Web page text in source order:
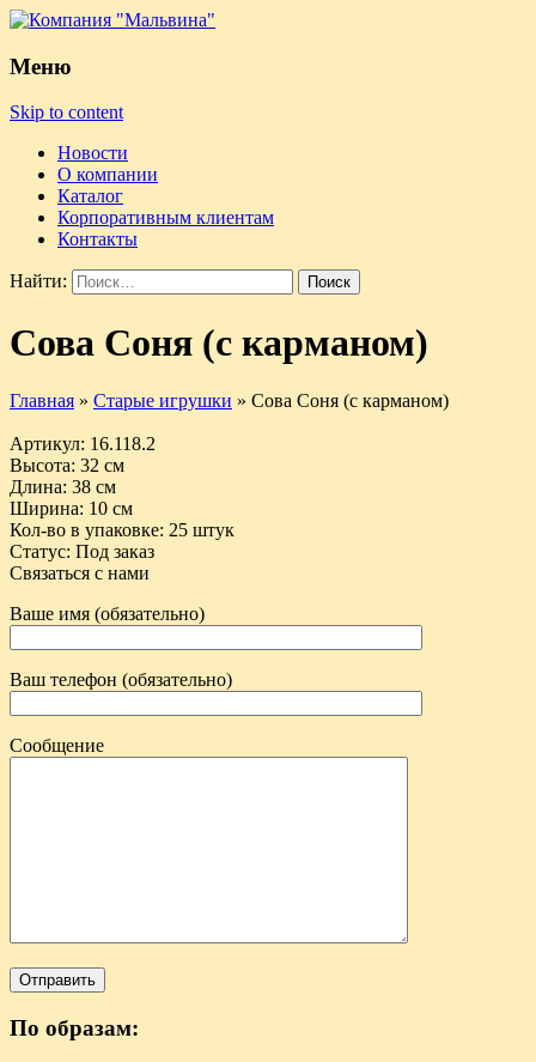
Меню
Skip to content
Новости
О компании
Каталог
Корпоративным клиентам
Контакты
Найти:
Сова Соня (с карманом)
Главная » Старые игрушки » Сова Соня (с карманом)
Артикул: 16.118.2
Высота: 32 см
Длина: 38 см
Ширина: 10 см
Кол-во в упаковке: 25 штук
Статус: Под заказ
Связаться с нами
Ваше имя (обязательно)
Ваш телефон (обязательно)
Сообщение
По образам: